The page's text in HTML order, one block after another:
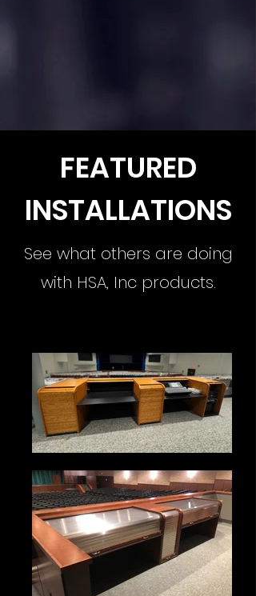
FEATURED
INSTALLATIONS
See what others are doing
with HSA, Inc products.